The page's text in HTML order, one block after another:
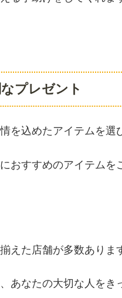
プレゼント
を込めたアイテムを選
おすすめのアイテムを
えた店舗が多数ありま
あなたの大切な人をき